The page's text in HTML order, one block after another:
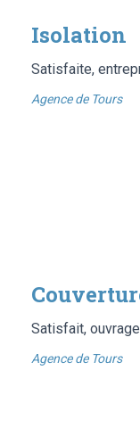
Isolation
Satisfaite,
Agence de Tours
Satisfait,
Agence de Tours